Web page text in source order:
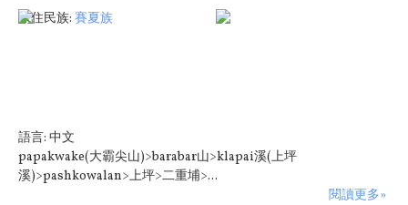
原住民族: 賽夏族
語言: 中文
papakwake(大霸尖山)>barabar山>klapai溪(上坪
溪)>pashkowalan>上坪>二重埔>...
閱讀更多»